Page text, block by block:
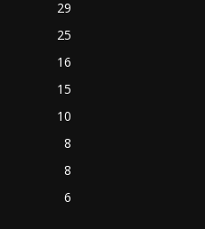
29
25
16
15
10
8
8
6